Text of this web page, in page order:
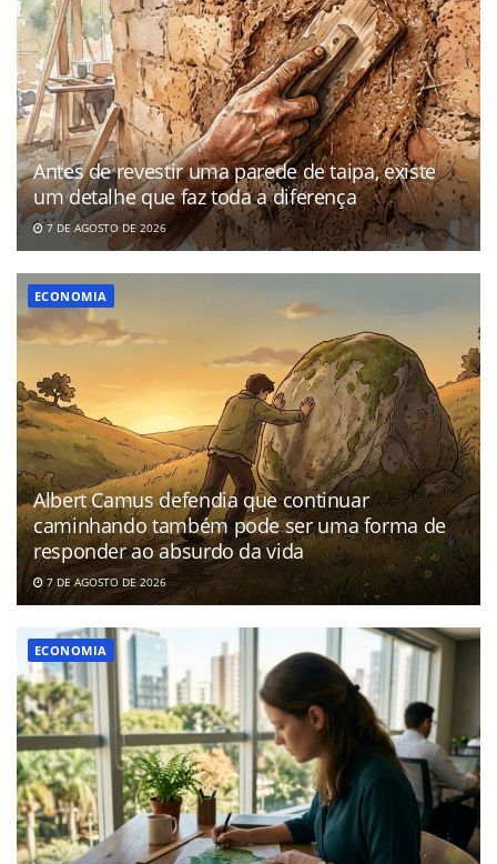
Antes de revestir uma parede de taipa, existe
um detalhe que faz toda a diferença
7 DE AGOSTO DE 2026
ECONOMIA
Albert Camus defendia que continuar
caminhando também pode ser uma forma de
responder ao absurdo da vida
7 DE AGOSTO DE 2026
ECONOMIA